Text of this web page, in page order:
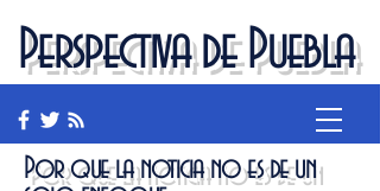
Perspectiva de Puebla
Por que la noticia no es de un